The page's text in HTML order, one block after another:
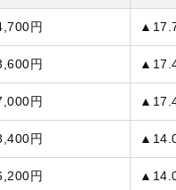
円
円
円
円
円